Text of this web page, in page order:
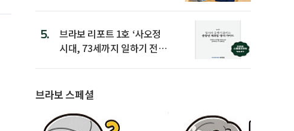
5.
브라보 리포트 1호 ‘사오정
시대, 73세까지 일하기 전략’
브라보 스페셜